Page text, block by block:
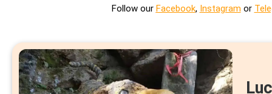
Follow our Facebook, Instagram or